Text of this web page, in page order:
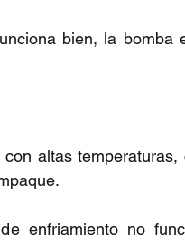
bien, la bomba
altas temperaturas,
enfriamiento no